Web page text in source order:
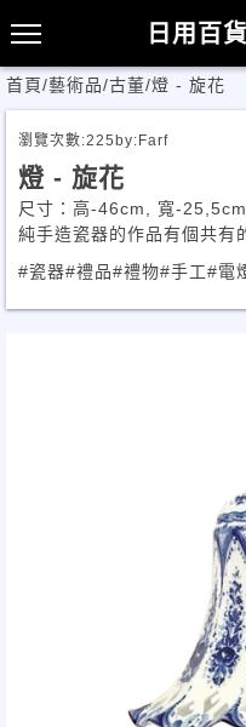
日用百
首頁/藝術品/古董/燈 - 旋花
瀏覽次數:225 by: Farf
燈 - 旋花
尺寸：高-46cm, 寬-
純手造瓷器的作品有個共有
#瓷器#禮品#禮物#手工#電